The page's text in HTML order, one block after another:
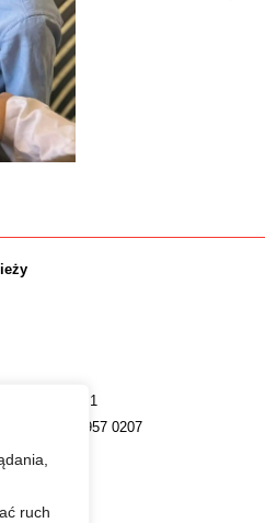
ruch
0000009221
0022 4957 0207